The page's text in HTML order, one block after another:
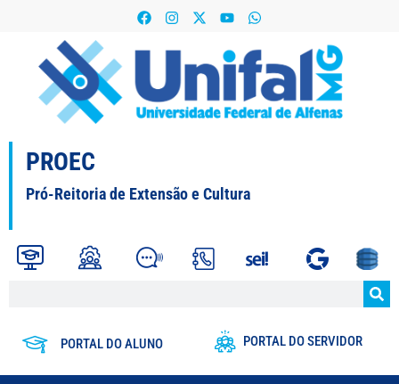
PROEC
Pró-Reitoria de Extensão e Cultura
PORTAL DO ALUNO PORTAL DO SERVIDOR